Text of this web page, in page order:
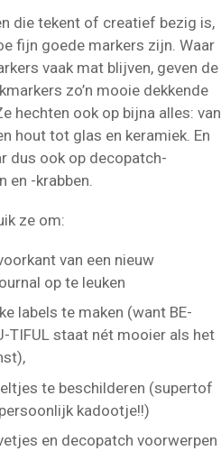
die tekent of creatief bezig is,
fijn goede markers zijn. Waar
vaak mat blijven, geven de
zo’n mooie dekkende
hechten ook op bijna alles: van
hout tot glas en keramiek. En
dus ook op decopatch-
en -krabben.
ze om:
van een nieuw
op te leuken
labels te maken (want BE-
TIFUL staat nét mooier als het
te beschilderen (supertof
kadootje!!)
en decopatch voorwerpen